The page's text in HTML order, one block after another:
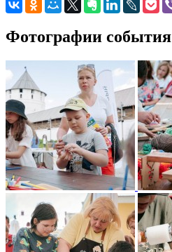
Фотографии события